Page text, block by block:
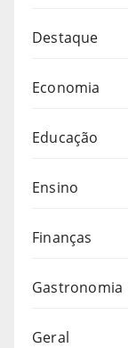
Destaque
Economia
Educação
Ensino
Finanças
Gastronomia
Geral